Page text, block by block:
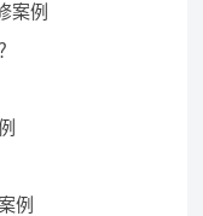
案例
例